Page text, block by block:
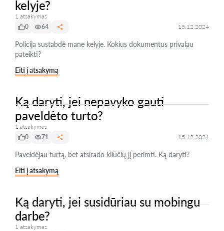
kelyje?
1 atsakymas
0
64 15.12.2024
Policija sustabdė mane kelyje. Kokius dokumentus privalau
pateikti?
Eiti į atsakymą
Ką daryti, jei nepavyko gauti
paveldėto turto?
1 atsakymas
0
71 15.12.2024
Paveldėjau turtą, bet atsirado kliūčių jį perimti. Ką daryti?
Eiti į atsakymą
Ką daryti, jei susidūriau su mobingu
darbe?
1 atsakymas